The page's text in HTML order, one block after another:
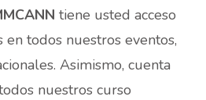
tiene usted acceso
en todos nuestros eventos,
Asimismo, cuenta
nuestros curso